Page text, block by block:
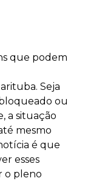
que podem
Seja
ou
a situação
mesmo
é que
esses
o pleno